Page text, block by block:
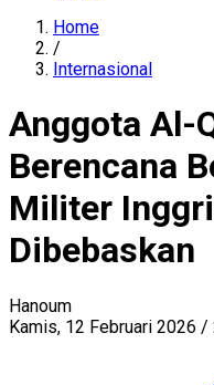
Home
/
Internasional
Anggota Al-
Berencana
Militer
Dibebaskan
Hanoum
Kamis, 12 Februari 2026